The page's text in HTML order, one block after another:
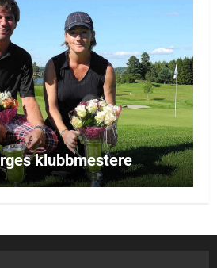
klubbmestere